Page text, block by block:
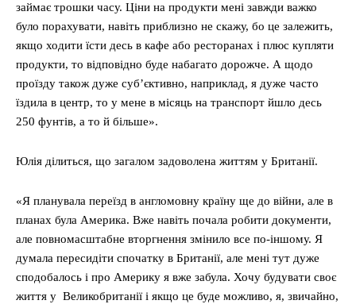
займає трошки часу. Ціни на продукти мені завжди важко
було порахувати, навіть приблизно не скажу, бо це залежить,
якщо ходити їсти десь в кафе або ресторанах і плюс купляти
продукти, то відповідно буде набагато дорожче. А щодо
проїзду також дуже суб’єктивно, наприклад, я дуже часто
їздила в центр, то у мене в місяць на транспорт йшло десь
250 фунтів, а то й більше».
Юлія ділиться, що загалом задоволена життям у Британії.
«Я планувала переїзд в англомовну країну ще до війни, але в
планах була Америка. Вже навіть почала робити документи,
але повномасштабне вторгнення змінило все по-іншому. Я
думала пересидіти спочатку в Британії, але мені тут дуже
сподобалось і про Америку я вже забула. Хочу будувати своє
життя у Великобританії і якщо це буде можливо, я, звичайно,